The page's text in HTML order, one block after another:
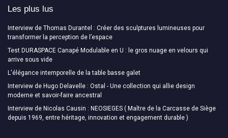
Les plus lus
Interview de Thomas Durantel : Créer des sculptures lumineuses pour
transformer la perception de l’espace
Test DURASPACE Canapé Modulable en U : le gros nuage en velours qui
arrive sous vide
L'élégance intemporelle de la table basse galet
Interview de Hugo Delavelle : Ostal - Une collection qui allie design
moderne et savoir-faire ancestral
Interview de Nicolas Causin : NEOSIEGES ( Maître de la Carcasse de Siège
depuis 1969, entre héritage, innovation et engagement durable )